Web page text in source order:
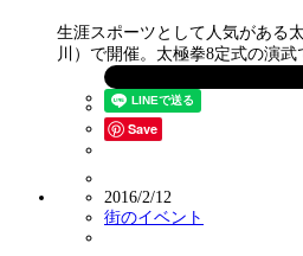
生涯スポーツとして人気がある
川）で開催。太極拳8定式の演武
Save
2016/2/12
街のイベント